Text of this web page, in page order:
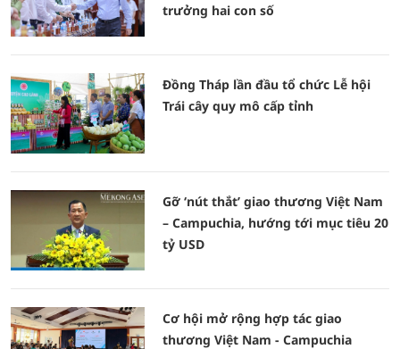
trưởng hai con số
Đồng Tháp lần đầu tổ chức Lễ hội
Trái cây quy mô cấp tỉnh
Gỡ ‘nút thắt’ giao thương Việt Nam
– Campuchia, hướng tới mục tiêu 20
tỷ USD
Cơ hội mở rộng hợp tác giao
thương Việt Nam - Campuchia